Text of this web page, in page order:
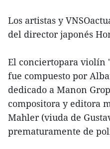
Los artistas y
del director japonés
El conciertopara violín
fue compuesto por
dedicado a Manon
compositora y editora
Mahler (viuda de
prematuramente de